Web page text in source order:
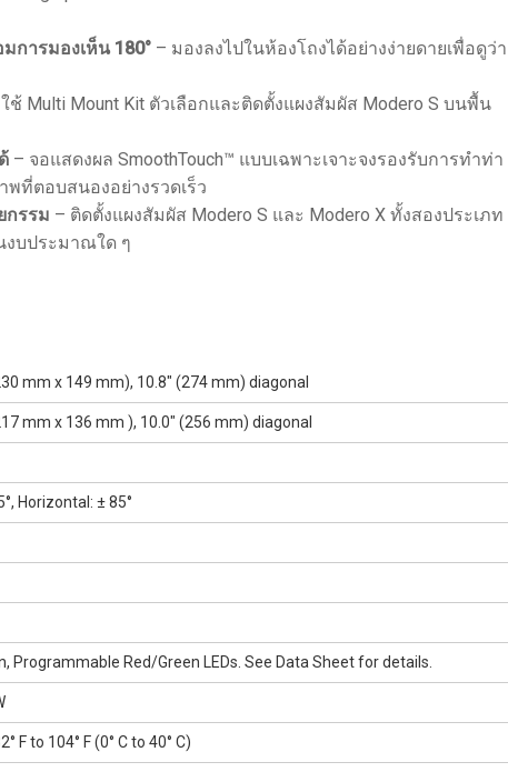
การมองเห็น 180° – มองลงไปในห้องโถงได้อย่างง่ายดายเพื่อดูว่า
ช้ Multi Mount Kit ตัวเลือกและติดตั้งแผงสัมผัส Modero S บนพื้น
– จอแสดงผล SmoothTouch™ แบบเฉพาะเจาะจงรองรับการทำท่า
ที่ตอบสนองอย่างรวดเร็ว
กรรม – ติดตั้งแผงสัมผัส Modero S และ Modero X ทั้งสองประเภท
บประมาณใด ๆ
mm x 149 mm), 10.8" (274 mm) diagonal
mm x 136 mm ), 10.0" (256 mm) diagonal
Horizontal: ± 85°
Programmable Red/Green LEDs. See Data Sheet for details.
F to 104° F (0° C to 40° C)